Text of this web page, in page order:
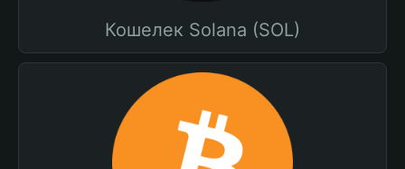
Кошелек Solana (SOL)